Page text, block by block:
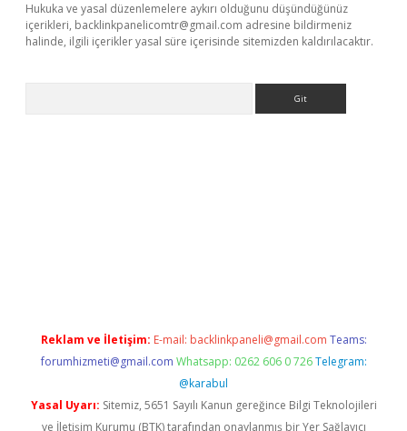
Hukuka ve yasal düzenlemelere aykırı olduğunu düşündüğünüz
içerikleri, backlinkpanelicomtr@gmail.com adresine bildirmeniz
halinde, ilgili içerikler yasal süre içerisinde sitemizden kaldırılacaktır.
Reklam ve İletişim: E-mail: backlinkpaneli@gmail.com Teams:
forumhizmeti@gmail.com Whatsapp: 0262 606 0 726 Telegram:
@karabul
Yasal Uyarı: Sitemiz, 5651 Sayılı Kanun gereğince Bilgi Teknolojileri
ve İletişim Kurumu (BTK) tarafından onaylanmış bir Yer Sağlayıcı